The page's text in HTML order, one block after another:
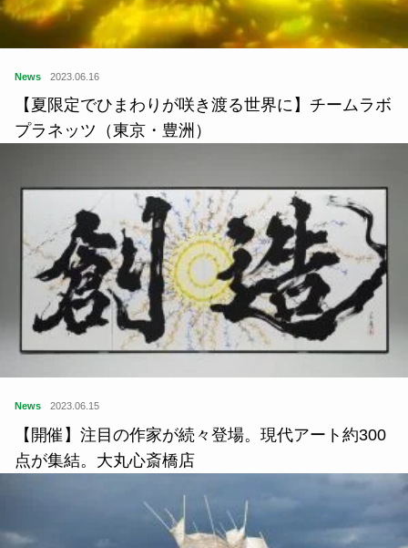
News 2023.06.16
【夏限定でひまわりが咲き渡る世界に】チームラボ
プラネッツ（東京・豊洲）
News 2023.06.15
【開催】注目の作家が続々登場。現代アート約300
点が集結。大丸心斎橋店